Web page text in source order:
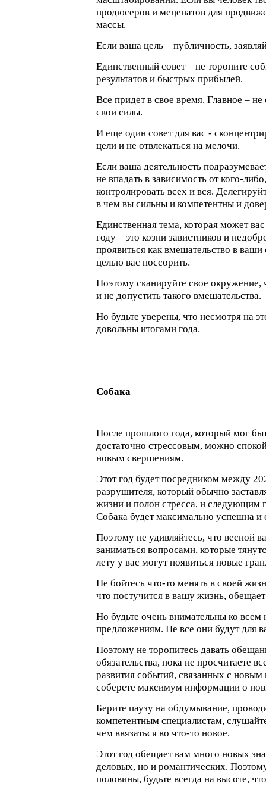
продюсеров и меценатов для
массы.
Если ваша цель – публичность,
Единственный совет – не торопите
результатов и быстрых прибылей.
Все придет в свое время. Главное – не
свои силы.
И еще один совет для вас -
цели и не отвлекаться на мелочи.
Если ваша деятельность
не впадать в зависимость от кого-
контролировать всех и вся.
в чем вы сильны и компетентны и
Единственная тема, которая может
году – это козни завистников и
проявиться как вмешательство в
целью вас поссорить.
Поэтому сканируйте свое
и не допустить такого вмешательства.
Но будьте уверены, что несмотря на
довольны итогами года.
Собака
После прошлого года, который мог
достаточно стрессовым, можно
новым свершениям.
Этот год будет посредником между
разрушителя, который обычно
жизни и полон стресса, и следующим
Собака будет максимально успешна и
Поэтому не удивляйтесь, что весной
заниматься вопросами, которые
лету у вас могут появиться новые
Не бойтесь что-то менять в своей
что постучится в вашу жизнь,
Но будьте очень внимательны ко
предложениям. Не все они будут для
Поэтому не торопитесь давать
обязательства, пока не просчитаете
развития событий, связанных с
соберете максимум информации о
Берите паузу на обдумывание,
компетентным специалистам,
чем ввязаться во что-то новое.
Этот год обещает вам много новых
деловых, но и романтических.
половины, будьте всегда на высоте,